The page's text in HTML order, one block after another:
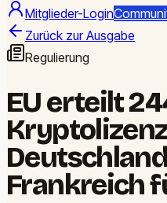
Mitglieder-Login
Zurück zur Ausgabe
Regulierung
EU erteilt
Frankreich